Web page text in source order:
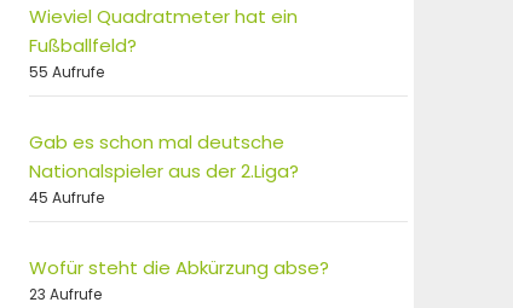
Wieviel Quadratmeter hat ein
Fußballfeld?
55 Aufrufe
Gab es schon mal deutsche
Nationalspieler aus der 2.Liga?
45 Aufrufe
Wofür steht die Abkürzung abse?
23 Aufrufe